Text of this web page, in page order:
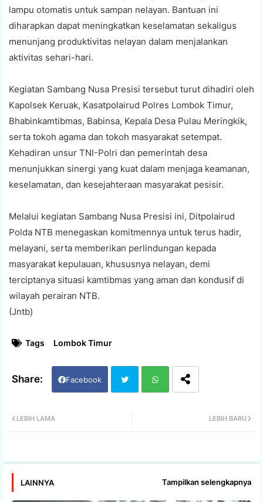
lampu otomatis untuk sampan nelayan. Bantuan ini
diharapkan dapat meningkatkan keselamatan sekaligus
menunjang produktivitas nelayan dalam menjalankan
aktivitas sehari-hari.
Kegiatan Sambang Nusa Presisi tersebut turut dihadiri oleh
Kapolsek Keruak, Kasatpolairud Polres Lombok Timur,
Bhabinkamtibmas, Babinsa, Kepala Desa Pulau Meringkik,
serta tokoh agama dan tokoh masyarakat setempat.
Kehadiran unsur TNI-Polri dan pemerintah desa
menunjukkan sinergi yang kuat dalam menjaga keamanan,
keselamatan, dan kesejahteraan masyarakat pesisir.
Melalui kegiatan Sambang Nusa Presisi ini, Ditpolairud
Polda NTB menegaskan komitmennya untuk terus hadir,
melayani, serta memberikan perlindungan kepada
masyarakat kepulauan, khususnya nelayan, demi
terciptanya situasi kamtibmas yang aman dan kondusif di
wilayah perairan NTB.
(Jntb)
Tags Lombok Timur
Facebook
LEBIH BARU
LEBIH LAMA
LAINNYA Tampilkan selengkapnya